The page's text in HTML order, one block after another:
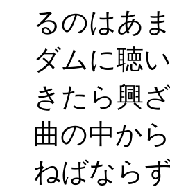
るのはあ
ダムに聴
きたら興
曲の中か
ねばなら